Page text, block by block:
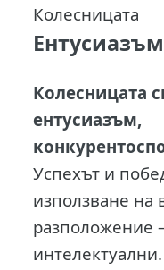
Колесницата
Колесницата
ентусиазъм,
Успехът и
използване на
разположение
интелектуални.